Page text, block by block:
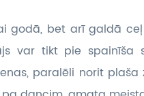
godā, bet arī galdā
var tikt pie spainīša
paralēli norit